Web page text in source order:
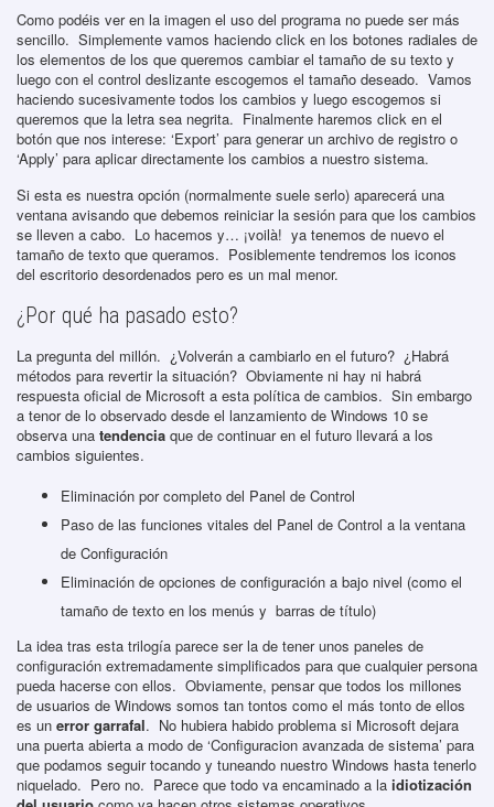
Como podéis ver en la imagen el uso del programa no puede ser más
sencillo. Simplemente vamos haciendo click en los botones radiales de
los elementos de los que queremos cambiar el tamaño de su texto y
luego con el control deslizante escogemos el tamaño deseado. Vamos
haciendo sucesivamente todos los cambios y luego escogemos si
queremos que la letra sea negrita. Finalmente haremos click en el
botón que nos interese: ‘Export’ para generar un archivo de registro o
‘Apply’ para aplicar directamente los cambios a nuestro sistema.
Si esta es nuestra opción (normalmente suele serlo) aparecerá una
ventana avisando que debemos reiniciar la sesión para que los cambios
se lleven a cabo. Lo hacemos y… ¡voilà! ya tenemos de nuevo el
tamaño de texto que queramos. Posiblemente tendremos los iconos
del escritorio desordenados pero es un mal menor.
¿Por qué ha pasado esto?
La pregunta del millón. ¿Volverán a cambiarlo en el futuro? ¿Habrá
métodos para revertir la situación? Obviamente ni hay ni habrá
respuesta oficial de Microsoft a esta política de cambios. Sin embargo
a tenor de lo observado desde el lanzamiento de Windows 10 se
observa una tendencia que de continuar en el futuro llevará a los
cambios siguientes.
Eliminación por completo del Panel de Control
Paso de las funciones vitales del Panel de Control a la ventana
de Configuración
Eliminación de opciones de configuración a bajo nivel (como el
tamaño de texto en los menús y barras de título)
La idea tras esta trilogía parece ser la de tener unos paneles de
configuración extremadamente simplificados para que cualquier persona
pueda hacerse con ellos. Obviamente, pensar que todos los millones
de usuarios de Windows somos tan tontos como el más tonto de ellos
es un error garrafal. No hubiera habido problema si Microsoft dejara
una puerta abierta a modo de ‘Configuracion avanzada de sistema’ para
que podamos seguir tocando y tuneando nuestro Windows hasta tenerlo
niquelado. Pero no. Parece que todo va encaminado a la idiotización